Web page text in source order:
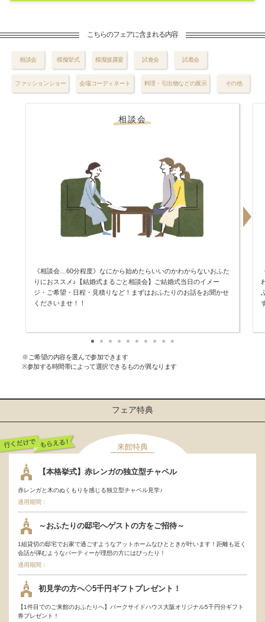
こちらのフェアに含まれる内容
相談会 模擬挙式 模擬披露宴 試食会 試着会
ファッションショー 会場コーディネート 料理・引出物などの展示 その他
相談会
《相談会…60分程度》なにから始めたらいいのかわからないおふた
りにおススメ♪【結婚式まるごと相談会】ご結婚式当日のイメー
ジ・ご希望・日程・見積りなど！まずはおふたりのお話をお聞かせ
くださいませ！！
※ご希望の内容を選んで参加できます
※参加する時間帯によって選択できるものが異なります
フェア特典
来館特典
【本格挙式】赤レンガの独立型チャペル
赤レンガと木のぬくもりを感じる独立型チャペル見学♪
適用期間：
～おふたりの邸宅へゲストの方をご招待～
1組貸切の邸宅でお家で過ごすようなアットホームなひとときが叶います！距離も近く
会話が弾むようなパーティーが理想の方にはぴったり！
適用期間：
初見学の方へ◇5千円ギフトプレゼント！
【1件目でのご来館のおふたりへ】パークサイドハウス大阪オリジナル5千円分ギフト
券プレゼント！